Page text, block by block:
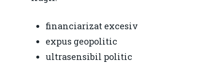
financiarizat excesiv
expus geopolitic
ultrasensibil politic